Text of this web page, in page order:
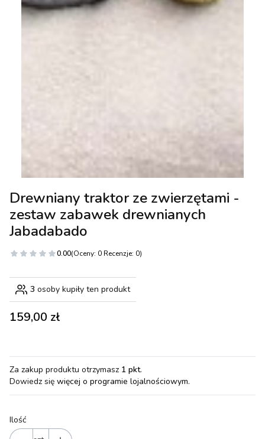
Drewniany traktor ze zwierzętami -
zestaw zabawek drewnianych
Jabadabado
0.00(Oceny: 0 Recenzje: 0)
3 osoby kupiły ten produkt
Cena
159,00 zł
Za zakup produktu otrzymasz 1 pkt.
Dowiedz się więcej o programie lojalnościowym.
Ilość